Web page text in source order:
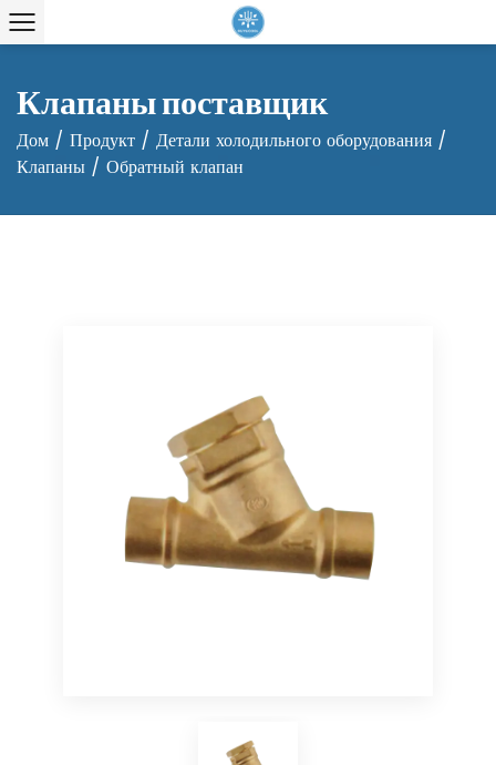
Клапаны поставщик
Дом / Продукт / Детали холодильного оборудования /
Клапаны / Обратный клапан